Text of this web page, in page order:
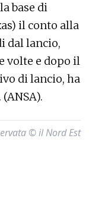
base di
il conto alla
dal lancio,
volte e dopo il
di lancio, ha
© il Nord Est